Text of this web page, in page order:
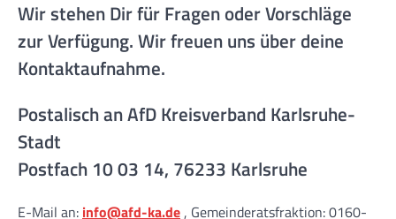
Wir stehen Dir für Fragen oder Vorschläge
zur Verfügung. Wir freuen uns über deine
Kontaktaufnahme.
Postalisch an AfD Kreisverband Karlsruhe-
Stadt
Postfach 10 03 14, 76233 Karlsruhe
E-Mail an: info@afd-ka.de , Gemeinderatsfraktion: 0160-